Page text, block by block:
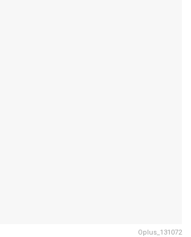
Oplus_131072